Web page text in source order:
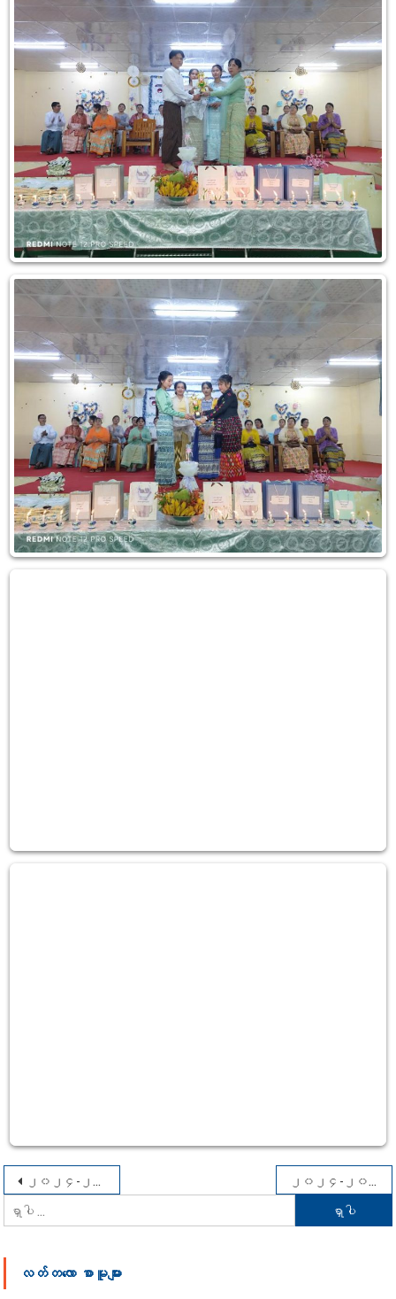
စာမူ
လမ်းကြောင်း
ပြ
၂၀၂၄-၂၀၂၅ ပညာသင်နှစ် ရန်ကုန်အရှေ့ပိုင်းတက္ကသိုလ်၊ သင်္ချာအထူးပြု(နေ့သင်တန်း) ကျောင်းသား၊ ကျောင်းသူများ၏ အာစရိယပူဇော်ပွဲနှင့် ဆုချီးမြှင့်ပွဲအခမ်းအနား
၂၀၂၄-၂၀၂၅ ပညာသင်နှစ် ရန်ကုန်အရှေ့ပိုင်းတက္ကသိုလ်၊ သတ္တဗေဒအထူးပြု(နေ့သင်တန်း) ကျောင်းသား၊ ကျောင်းသူများ၏ အာစရိယပူဇော်ပွဲနှင့် ဆုချီးမြှင့်ပွဲအခမ်းအနား
ရှာ
သော
လတ်တ‌လော စာမူများ